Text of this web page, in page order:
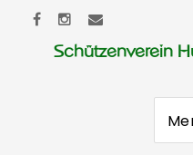
Schützenverein